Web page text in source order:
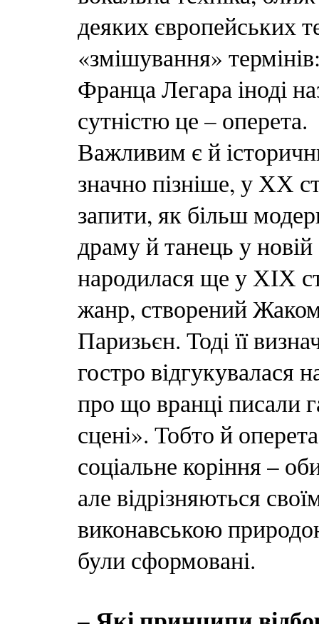
деяких європейських
«змішування»
Франца Легара іноді
сутністю це – оперета.
Важливим є й
значно пізніше, у ХХ
запити, як більш
драму й танець у
народилася ще у ХІХ
жанр, створений
Паризьєн. Тоді її
гостро відгукувалася
про що вранці писали
сцені». Тобто й
соціальне коріння –
але відрізняються
виконавською
були сформовані.